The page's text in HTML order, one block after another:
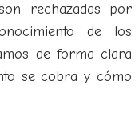
rechazadas por
de los
de forma clara
se cobra y cómo